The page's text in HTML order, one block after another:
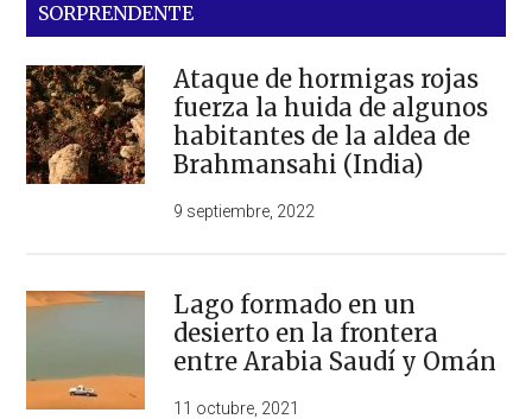
SORPRENDENTE
Ataque de hormigas rojas
fuerza la huida de algunos
habitantes de la aldea de
Brahmansahi (India)
9 septiembre, 2022
Lago formado en un
desierto en la frontera
entre Arabia Saudí y Omán
11 octubre, 2021